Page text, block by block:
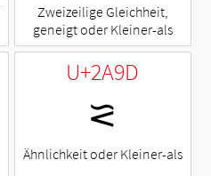
Zweizeilige Gleichheit,
geneigt oder Kleiner-als
U+2A9D
⪝
Ähnlichkeit oder Kleiner-als